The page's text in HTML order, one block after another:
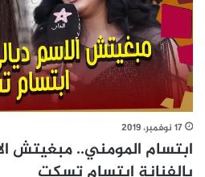
17 نوفمبر، 2019
ابتسام المومني.. مبغيتش